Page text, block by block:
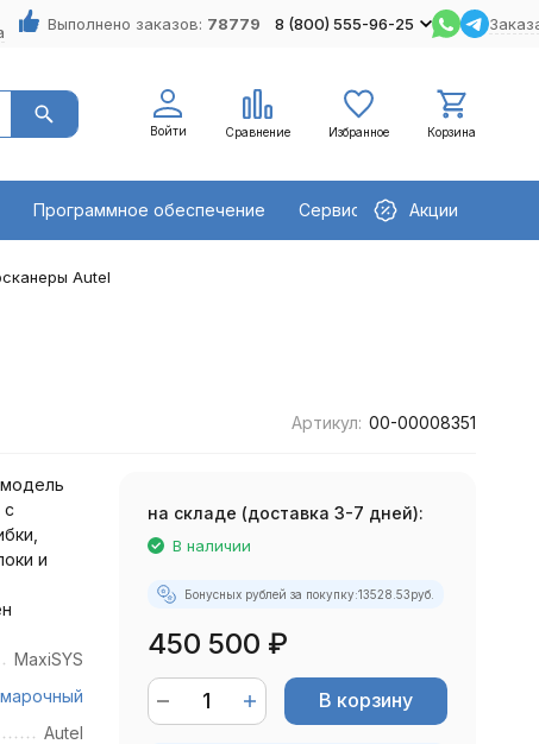
Выполнено заказов: 78779 8 (800) 555-96-25
Войти Сравнение Избранное Корзина
Программное обеспечение Сервисное оборудование
Акции
Autel
Артикул: 00-00008351
модель
с
и
MaxiSYS
Autel
на складе (доставка 3-7 дней):
В наличии
Бонусных рублей за покупку:13528.53руб.
450 500 ₽
В корзину